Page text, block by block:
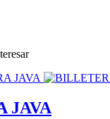
JAVA